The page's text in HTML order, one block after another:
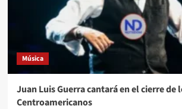
Música
Juan Luis Guerra cantará en el cierre de
Centroamericanos